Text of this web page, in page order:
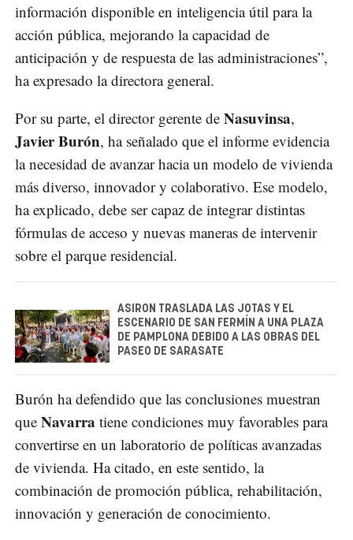
información disponible en inteligencia útil para la
acción pública, mejorando la capacidad de
anticipación y de respuesta de las administraciones”,
ha expresado la directora general.
Por su parte, el director gerente de Nasuvinsa,
Javier Burón, ha señalado que el informe evidencia
la necesidad de avanzar hacia un modelo de vivienda
más diverso, innovador y colaborativo. Ese modelo,
ha explicado, debe ser capaz de integrar distintas
fórmulas de acceso y nuevas maneras de intervenir
sobre el parque residencial.
ASIRON TRASLADA LAS JOTAS Y EL
ESCENARIO DE SAN FERMÍN A UNA PLAZA
DE PAMPLONA DEBIDO A LAS OBRAS DEL
PASEO DE SARASATE
Burón ha defendido que las conclusiones muestran
que Navarra tiene condiciones muy favorables para
convertirse en un laboratorio de políticas avanzadas
de vivienda. Ha citado, en este sentido, la
combinación de promoción pública, rehabilitación,
innovación y generación de conocimiento.